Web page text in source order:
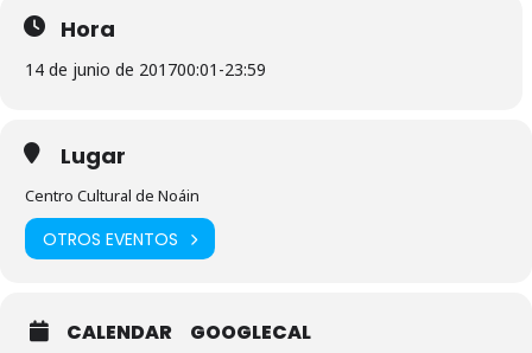
Hora
14 de junio de 201700:01 -23:59
Lugar
Centro Cultural de Noáin
OTROS EVENTOS
CALENDAR GOOGLECAL